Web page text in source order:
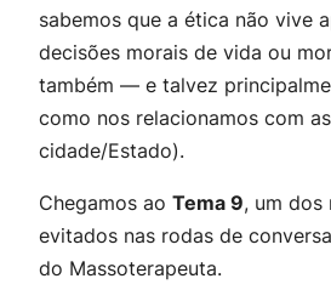
sabemos que a ética não vive
decisões morais de vida ou
também — e talvez
como nos relacionamos com
cidade/Estado).
Chegamos ao Tema 9, um dos
evitados nas rodas de
do Massoterapeuta.